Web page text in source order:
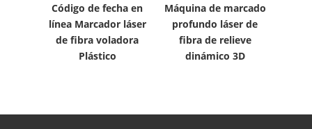
Código de fecha en
línea Marcador láser
de fibra voladora
Plástico
Máquina de marcado
profundo láser de
fibra de relieve
dinámico 3D